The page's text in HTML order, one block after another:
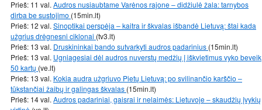
Prieš: 11 val. Audros nusiaubtame Varėnos rajone – didžiulė žala: tarnybos
dirba be sustojimo (15min.lt)
Prieš: 12 val. Sinoptikai perspėja – kaitra ir škvalas išbandė Lietuvą: štai kada
užgrius drėgnesni ciklonai (tv3.lt)
Prieš: 13 val. Druskininkai bando sutvarkyti audros padarinius (15min.lt)
Prieš: 13 val. Ugniagesiai dėl audros nuverstų medžių į iškvietimus vyko beveik
50 kartų (ve.lt)
Prieš: 13 val. Kokia audra užgriuvo Pietų Lietuvą: po svilinančio karščio –
tūkstančiai žaibų ir galingas škvalas (15min.lt)
Prieš: 14 val. Audros padariniai, gaisrai ir nelaimės: Lietuvoje – skaudžių įvykių